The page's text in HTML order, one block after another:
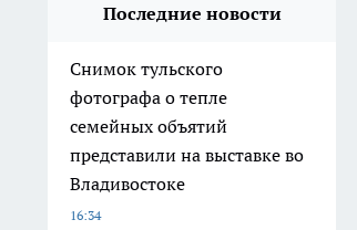
Последние новости
Снимок тульского
фотографа о тепле
семейных объятий
представили на выставке во
Владивостоке
16:34